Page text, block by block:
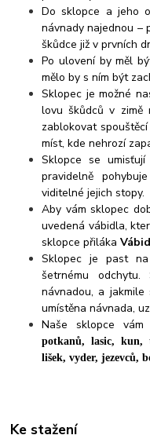
Do sklopce a jeho
návnady najednou –
škůdce již v prvních
Po ulovení by měl
mělo by s ním být
Sklopec je možné
lovu škůdců v zimě
zablokovat
míst, kde nehrozí
Sklopce se
pravidelně
viditelné jejich stopy.
Aby vám sklopec
uvedená vábidla,
sklopce přiláka
Sklopec je past
šetrnému
návnadou, a
umístěna návnada,
Naše sklopce
potkanů, lasic, kun,
lišek, vyder, jezevců,
Ke stažení